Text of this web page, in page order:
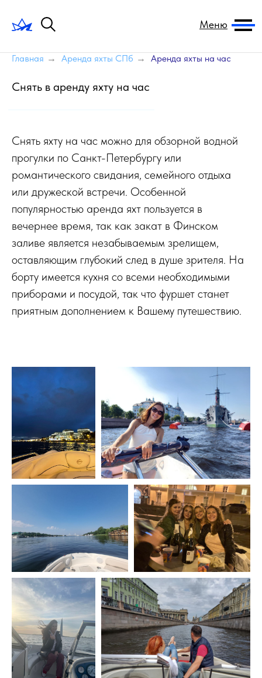
Меню
Главная → Аренда яхты СПб → Аренда яхты на час
Снять в аренду яхту на час
Снять яхту на час можно для обзорной водной
прогулки по Санкт-Петербургу или
романтического свидания, семейного отдыха
или дружеской встречи. Особенной
популярностью аренда яхт пользуется в
вечернее время, так как закат в Финском
заливе является незабываемым зрелищем,
оставляющим глубокий след в душе зрителя. На
борту имеется кухня со всеми необходимыми
приборами и посудой, так что фуршет станет
приятным дополнением к Вашему путешествию.